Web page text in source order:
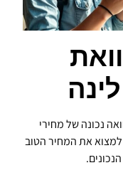
נכונה של מחירי
למצוא את המחיר הטוב